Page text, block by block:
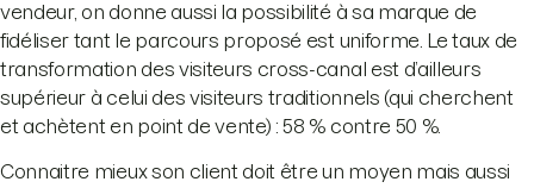
vendeur, on donne aussi la possibilité à sa marque de
fidéliser tant le parcours proposé est uniforme. Le taux de
transformation des visiteurs cross-canal est d’ailleurs
supérieur à celui des visiteurs traditionnels (qui cherchent
et achètent en point de vente) : 58 % contre 50 %.
Connaitre mieux son client doit être un moyen mais aussi